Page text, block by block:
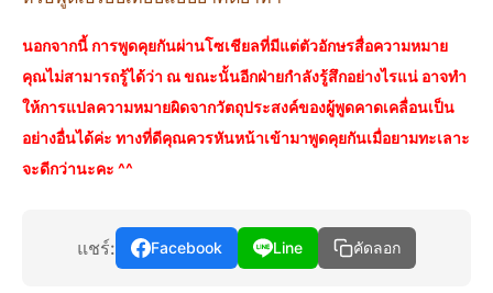
นอกจากนี้ การพูดคุยกันผ่านโซเชียลที่มีแต่ตัวอักษรสื่อความหมาย
คุณไม่สามารถรู้ได้ว่า ณ ขณะนั้นอีกฝ่ายกําลังรู้สึกอย่างไรแน่ อาจทํา
ให้การแปลความหมายผิดจากวัตถุประสงค์ของผู้พูดคาดเคลื่อนเป็น
อย่างอื่นได้ค่ะ ทางที่ดีคุณควรหันหน้าเข้ามาพูดคุยกันเมื่อยามทะเลาะ
จะดีกว่านะคะ ^^
แชร์: Facebook Line คัดลอก